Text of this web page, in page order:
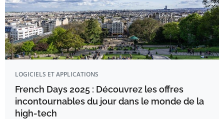
LOGICIELS ET APPLICATIONS
French Days 2025 : Découvrez les offres
incontournables du jour dans le monde de la
high-tech